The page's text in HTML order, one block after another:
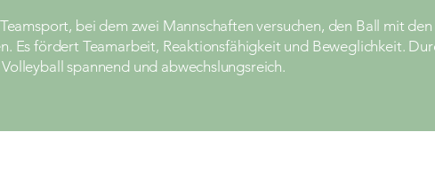
bei dem zwei Mannschaften versuchen, den Ball mit
Es fördert Teamarbeit, Reaktionsfähigkeit und Beweglichkeit.
spannend und abwechslungsreich.